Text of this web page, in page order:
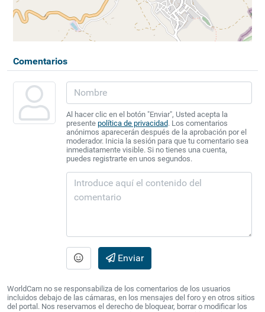
Comentarios
Al hacer clic en el botón "Enviar", Usted acepta la
presente política de privacidad. Los comentarios
anónimos aparecerán después de la aprobación por el
moderador. Inicia la sesión para que tu comentario sea
inmediatamente visible. Si no tienes una cuenta,
puedes registrarte en unos segundos.
Enviar
WorldCam no se responsabiliza de los comentarios de los usuarios
incluidos debajo de las cámaras, en los mensajes del foro y en otros sitios
del portal. Nos reservamos el derecho de bloquear, borrar o modificar los